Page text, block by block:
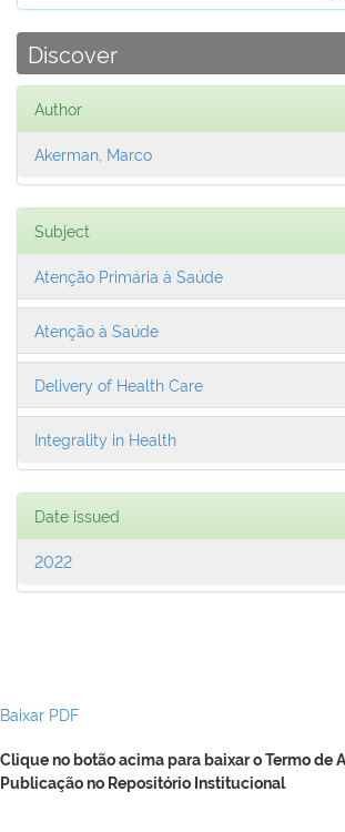
Discover
Author
Akerman, Marco
Subject
Atenção Primária à Saúde
Atenção à Saúde
Delivery of Health Care
Integrality in Health
Date issued
2022
Baixar PDF
Clique no botão acima para baixar o Termo de
Publicação no Repositório Institucional